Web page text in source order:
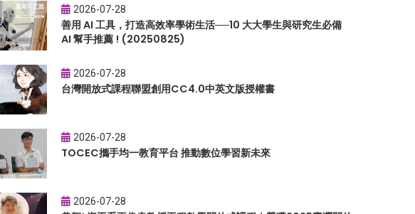
2026-07-28
善用 AI 工具，打造高效率學術生活──10 大大學生與研究生必備
AI 幫手推薦 ! (20250825)
2026-07-28
台灣開放式課程聯盟創用CC4.0中英文版授權書
2026-07-28
TOCEC攜手均一教育平台 推動數位學習新未來
2026-07-28